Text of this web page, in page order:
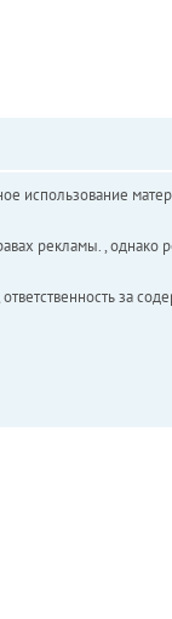
использование
рекламы. , однако
за